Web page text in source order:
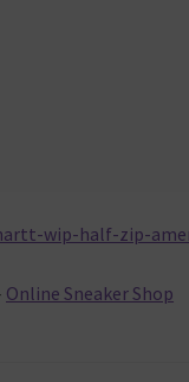
wip-half-zip-
Online Sneaker Shop